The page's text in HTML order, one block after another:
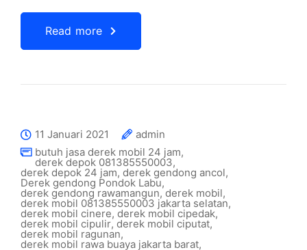
Read more
11 Januari 2021
admin
butuh jasa derek mobil 24 jam,
derek depok 081385550003,
derek depok 24 jam, derek gendong ancol,
Derek gendong Pondok Labu,
derek gendong rawamangun,derek mobil,
derek mobil 081385550003 jakarta selatan,
derek mobil cinere, derek mobil cipedak,
derek mobil cipulir, derek mobil ciputat,
derek mobil ragunan,
derek mobil rawa buaya jakarta barat,